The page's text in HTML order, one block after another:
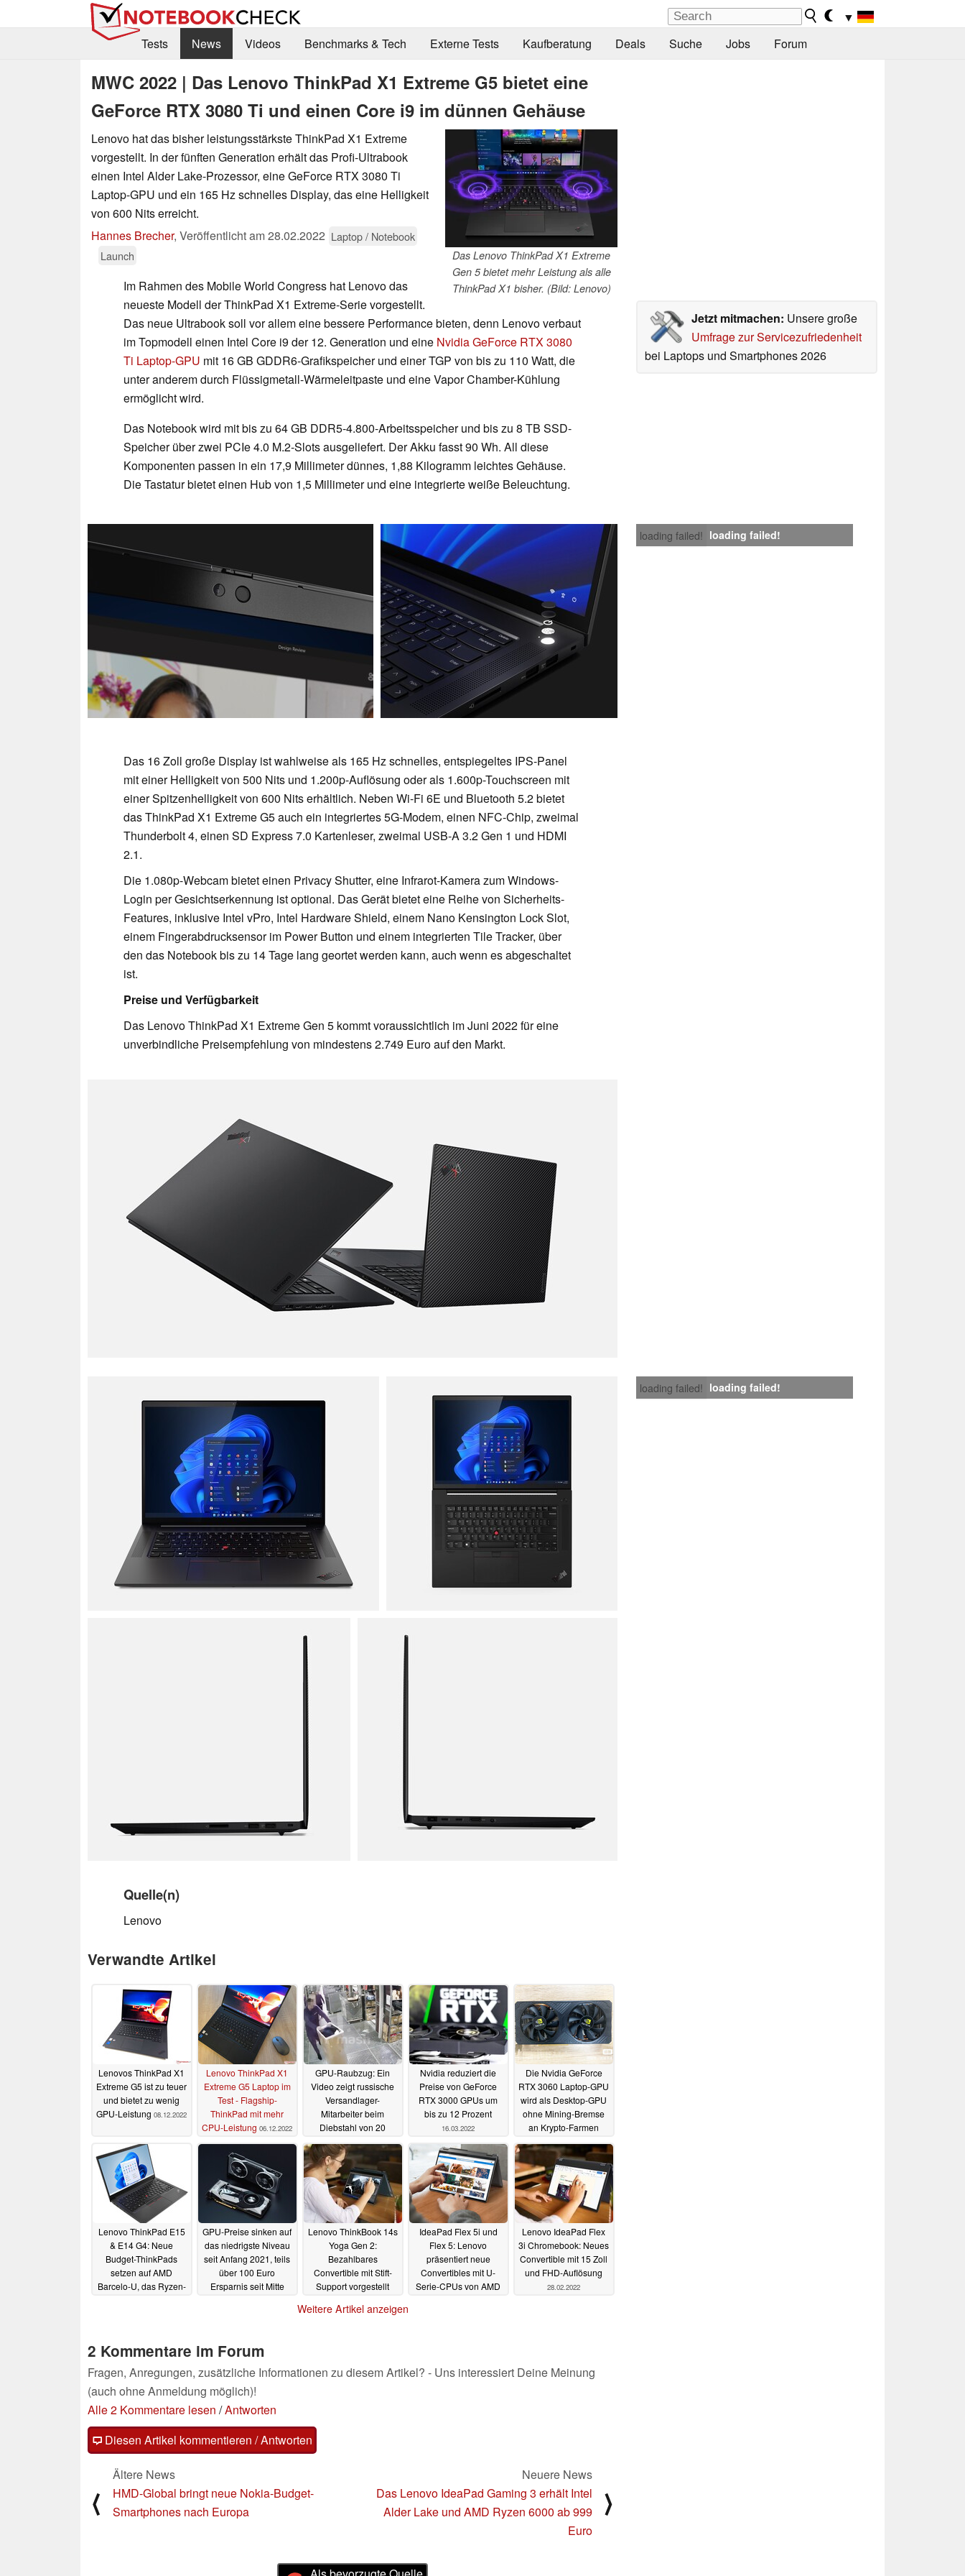
▼
Tests
News Videos Benchmarks & Tech Externe Tests Kaufberatung Deals Suche Jobs Forum
MWC 2022 | Das Lenovo ThinkPad X1 Extreme G5 bietet eine
GeForce RTX 3080 Ti und einen Core i9 im dünnen Gehäuse
Das Lenovo ThinkPad X1 Extreme
Gen 5 bietet mehr Leistung als alle
ThinkPad X1 bisher. (Bild: Lenovo)
Lenovo hat das bisher leistungsstärkste ThinkPad X1 Extreme
vorgestellt. In der fünften Generation erhält das Profi-Ultrabook
einen Intel Alder Lake-Prozessor, eine GeForce RTX 3080 Ti
Laptop-GPU und ein 165 Hz schnelles Display, das eine Helligkeit
von 600 Nits erreicht.
Hannes Brecher, Veröffentlicht am28.02.2022 Laptop / Notebook
Launch
Jetzt mitmachen: Unsere große
Umfrage zur Servicezufriedenheit
bei Laptops und Smartphones 2026
Im Rahmen des Mobile World Congress hat Lenovo das
neueste Modell der ThinkPad X1 Extreme-Serie vorgestellt.
Das neue Ultrabook soll vor allem eine bessere Performance bieten, denn Lenovo verbaut
im Topmodell einen Intel Core i9 der 12. Generation und eine Nvidia GeForce RTX 3080
Ti Laptop-GPU mit 16 GB GDDR6-Grafikspeicher und einer TGP von bis zu 110 Watt, die
unter anderem durch Flüssigmetall-Wärmeleitpaste und eine Vapor Chamber-Kühlung
ermöglicht wird.
Das Notebook wird mit bis zu 64 GB DDR5-4.800-Arbeitsspeicher und bis zu 8 TB SSD-
Speicher über zwei PCIe 4.0 M.2-Slots ausgeliefert. Der Akku fasst 90 Wh. All diese
Komponenten passen in ein 17,9 Millimeter dünnes, 1,88 Kilogramm leichtes Gehäuse.
Die Tastatur bietet einen Hub von 1,5 Millimeter und eine integrierte weiße Beleuchtung.
loading failed! loading failed!
Das 16 Zoll große Display ist wahlweise als 165 Hz schnelles, entspiegeltes IPS-Panel
mit einer Helligkeit von 500 Nits und 1.200p-Auflösung oder als 1.600p-Touchscreen mit
einer Spitzenhelligkeit von 600 Nits erhältlich. Neben Wi-Fi 6E und Bluetooth 5.2 bietet
das ThinkPad X1 Extreme G5 auch ein integriertes 5G-Modem, einen NFC-Chip, zweimal
Thunderbolt 4, einen SD Express 7.0 Kartenleser, zweimal USB-A 3.2 Gen 1 und HDMI
2.1.
Die 1.080p-Webcam bietet einen Privacy Shutter, eine Infrarot-Kamera zum Windows-
Login per Gesichtserkennung ist optional. Das Gerät bietet eine Reihe von Sicherheits-
Features, inklusive Intel vPro, Intel Hardware Shield, einem Nano Kensington Lock Slot,
einem Fingerabdrucksensor im Power Button und einem integrierten Tile Tracker, über
den das Notebook bis zu 14 Tage lang geortet werden kann, auch wenn es abgeschaltet
ist.
Preise und Verfügbarkeit
Das Lenovo ThinkPad X1 Extreme Gen 5 kommt voraussichtlich im Juni 2022 für eine
unverbindliche Preisempfehlung von mindestens 2.749 Euro auf den Markt.
loading failed! loading failed!
Quelle(n)
Lenovo
Verwandte Artikel
Lenovos ThinkPad X1
Extreme G5 ist zu teuer
und bietet zu wenig
GPU-Leistung 08.12.2022
Lenovo ThinkPad X1
Extreme G5 Laptop im
Test - Flagship-
ThinkPad mit mehr
CPU-Leistung 06.12.2022
GPU-Raubzug: Ein
Video zeigt russische
Versandlager-
Mitarbeiter beim
Diebstahl von 20
18.03.2022
Nvidia reduziert die
Preise von GeForce
RTX 3000 GPUs um
bis zu 12 Prozent
16.03.2022
Die Nvidia GeForce
RTX 3060 Laptop-GPU
wird als Desktop-GPU
ohne Mining-Bremse
an Krypto-Farmen
14.03.2022
Lenovo ThinkPad E15
& E14 G4: Neue
Budget-ThinkPads
setzen auf AMD
Barcelo-U, das Ryzen-
GPU-Preise sinken auf
das niedrigste Niveau
seit Anfang 2021, teils
über 100 Euro
Ersparnis seit Mitte
Lenovo ThinkBook 14s
Yoga Gen 2:
Bezahlbares
Convertible mit Stift-
Support vorgestellt
IdeaPad Flex 5i und
Flex 5: Lenovo
präsentiert neue
Convertibles mit U-
Serie-CPUs von AMD
Lenovo IdeaPad Flex
3i Chromebook: Neues
Convertible mit 15 Zoll
und FHD-Auflösung
28.02.2022
Weitere Artikel anzeigen
2 Kommentare im Forum
Fragen, Anregungen, zusätzliche Informationen zu diesem Artikel? - Uns interessiert Deine Meinung
(auch ohne Anmeldung möglich)!
Alle 2 Kommentare lesen /Antworten
Diesen Artikel kommentieren / Antworten
⟨
Ältere News
HMD-Global bringt neue Nokia-Budget-
Smartphones nach Europa
Neuere News
Das Lenovo IdeaPad Gaming 3 erhält Intel
Alder Lake und AMD Ryzen 6000 ab 999
Euro
⟩